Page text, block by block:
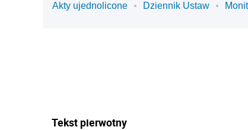
Akty ujednolicone Dziennik Ustaw
Tekst pierwotny